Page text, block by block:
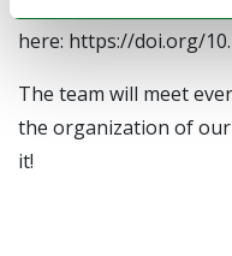
You can find the report
here: https://doi.org/
The team will meet
the organization of
it!